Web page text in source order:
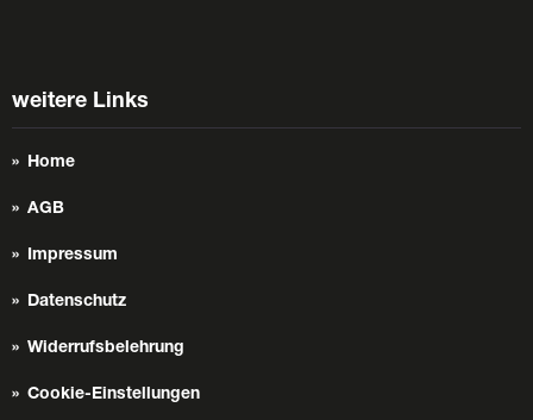
weitere Links
Home
AGB
Impressum
Datenschutz
Widerrufsbelehrung
Cookie-Einstellungen